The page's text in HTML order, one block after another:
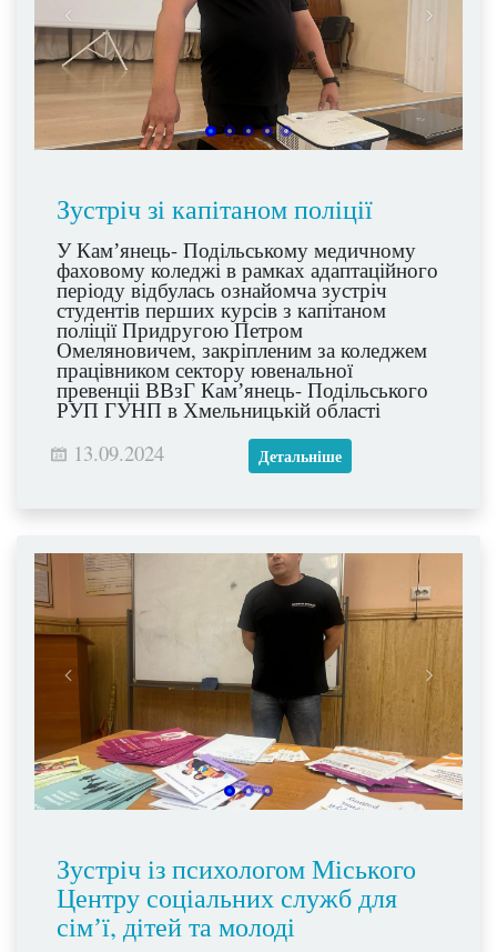
Зустріч зі капітаном поліції
У Камʼянець- Подільському медичному
фаховому коледжі в рамках адаптаційного
періоду відбулась ознайомча зустріч
студентів перших курсів з капітаном
поліції Придругою Петром
Омеляновичем, закріпленим за коледжем
працівником сектору ювенальної
превенціі ВВзГ Камʼянець- Подільського
РУП ГУНП в Хмельницькій області
13.09.2024
Детальніше
Зустріч із психологом Міського
Центру соціальних служб для
сімʼї, дітей та молоді